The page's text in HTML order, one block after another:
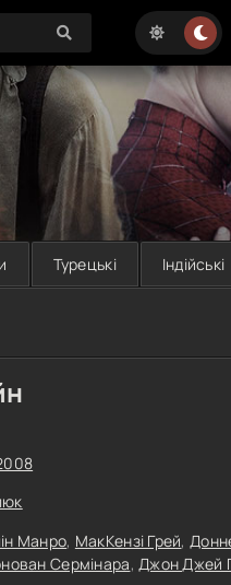
Турецькі Індійські
Манро, МакКензі Грей,
Сермінара,Джон Джей